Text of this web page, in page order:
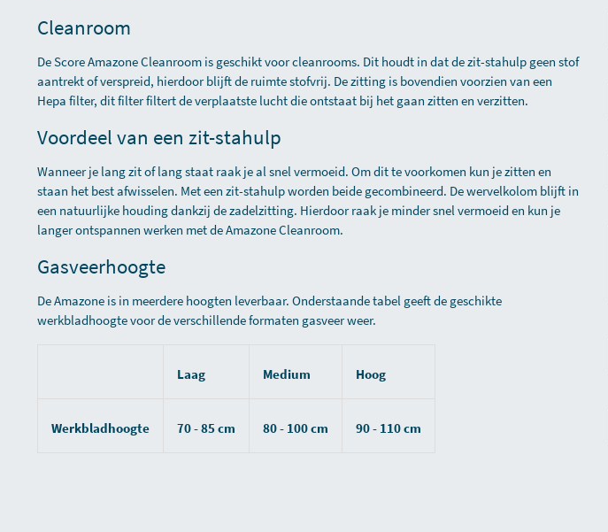
Cleanroom
De Score Amazone Cleanroom is geschikt voor cleanrooms. Dit houdt in dat de zit-stahulp geen stof
aantrekt of verspreid, hierdoor blijft de ruimte stofvrij. De zitting is bovendien voorzien van een
Hepa filter, dit filter filtert de verplaatste lucht die ontstaat bij het gaan zitten en verzitten.
Voordeel van een zit-stahulp
Wanneer je lang zit of lang staat raak je al snel vermoeid. Om dit te voorkomen kun je zitten en
staan het best afwisselen. Met een zit-stahulp worden beide gecombineerd. De wervelkolom blijft in
een natuurlijke houding dankzij de zadelzitting. Hierdoor raak je minder snel vermoeid en kun je
langer ontspannen werken met de Amazone Cleanroom.
Gasveerhoogte
De Amazone is in meerdere hoogten leverbaar. Onderstaande tabel geeft de geschikte
werkbladhoogte voor de verschillende formaten gasveer weer.
Laag Medium Hoog
Werkbladhoogte 70 - 85 cm 80 - 100 cm 90 - 110 cm